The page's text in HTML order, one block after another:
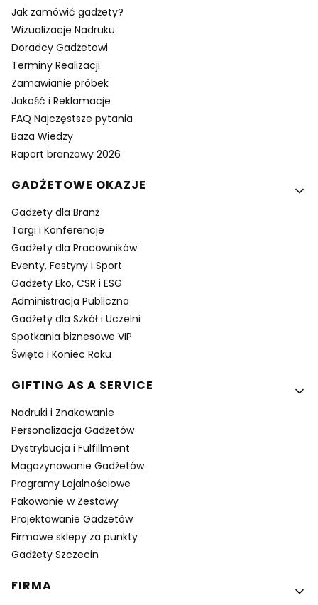
Jak zamówić gadżety?
Wizualizacje Nadruku
Doradcy Gadżetowi
Terminy Realizacji
Zamawianie próbek
Jakość i Reklamacje
FAQ Najczęstsze pytania
Baza Wiedzy
Raport branżowy 2026
GADŻETOWE OKAZJE
Gadżety dla Branż
Targi i Konferencje
Gadżety dla Pracowników
Eventy, Festyny i Sport
Gadżety Eko, CSR i ESG
Administracja Publiczna
Gadżety dla Szkół i Uczelni
Spotkania biznesowe VIP
Święta i Koniec Roku
GIFTING AS A SERVICE
Nadruki i Znakowanie
Personalizacja Gadżetów
Dystrybucja i Fulfillment
Magazynowanie Gadżetów
Programy Lojalnościowe
Pakowanie w Zestawy
Projektowanie Gadżetów
Firmowe sklepy za punkty
Gadżety Szczecin
FIRMA